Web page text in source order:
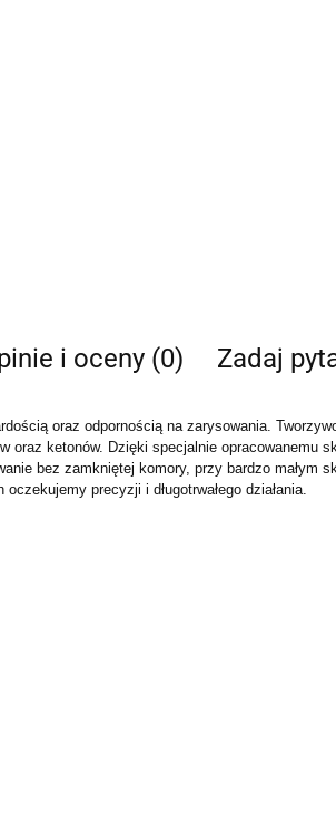
i oceny (0) Zadaj
oraz odpornością na zarysowania.
ketonów. Dzięki specjalnie opracowanemu
bez zamkniętej komory, przy bardzo
precyzji i długotrwałego działania.